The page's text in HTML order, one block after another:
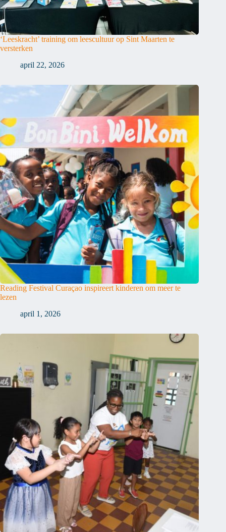
‘Leeskracht’ training om leescultuur op Sint Maarten te
versterken
april 22, 2026
Reading Festival Curaçao inspireert kinderen om meer te
lezen
april 1, 2026